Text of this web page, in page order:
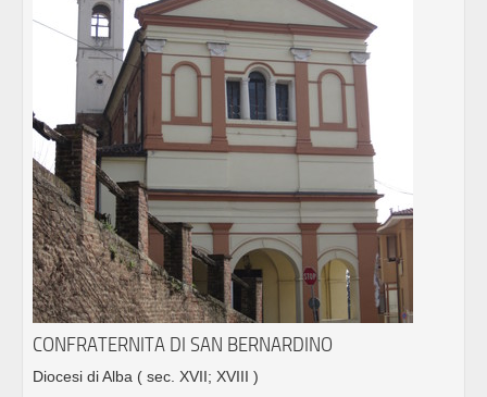
CONFRATERNITA DI SAN BERNARDINO
Diocesi di Alba ( sec. XVII; XVIII )